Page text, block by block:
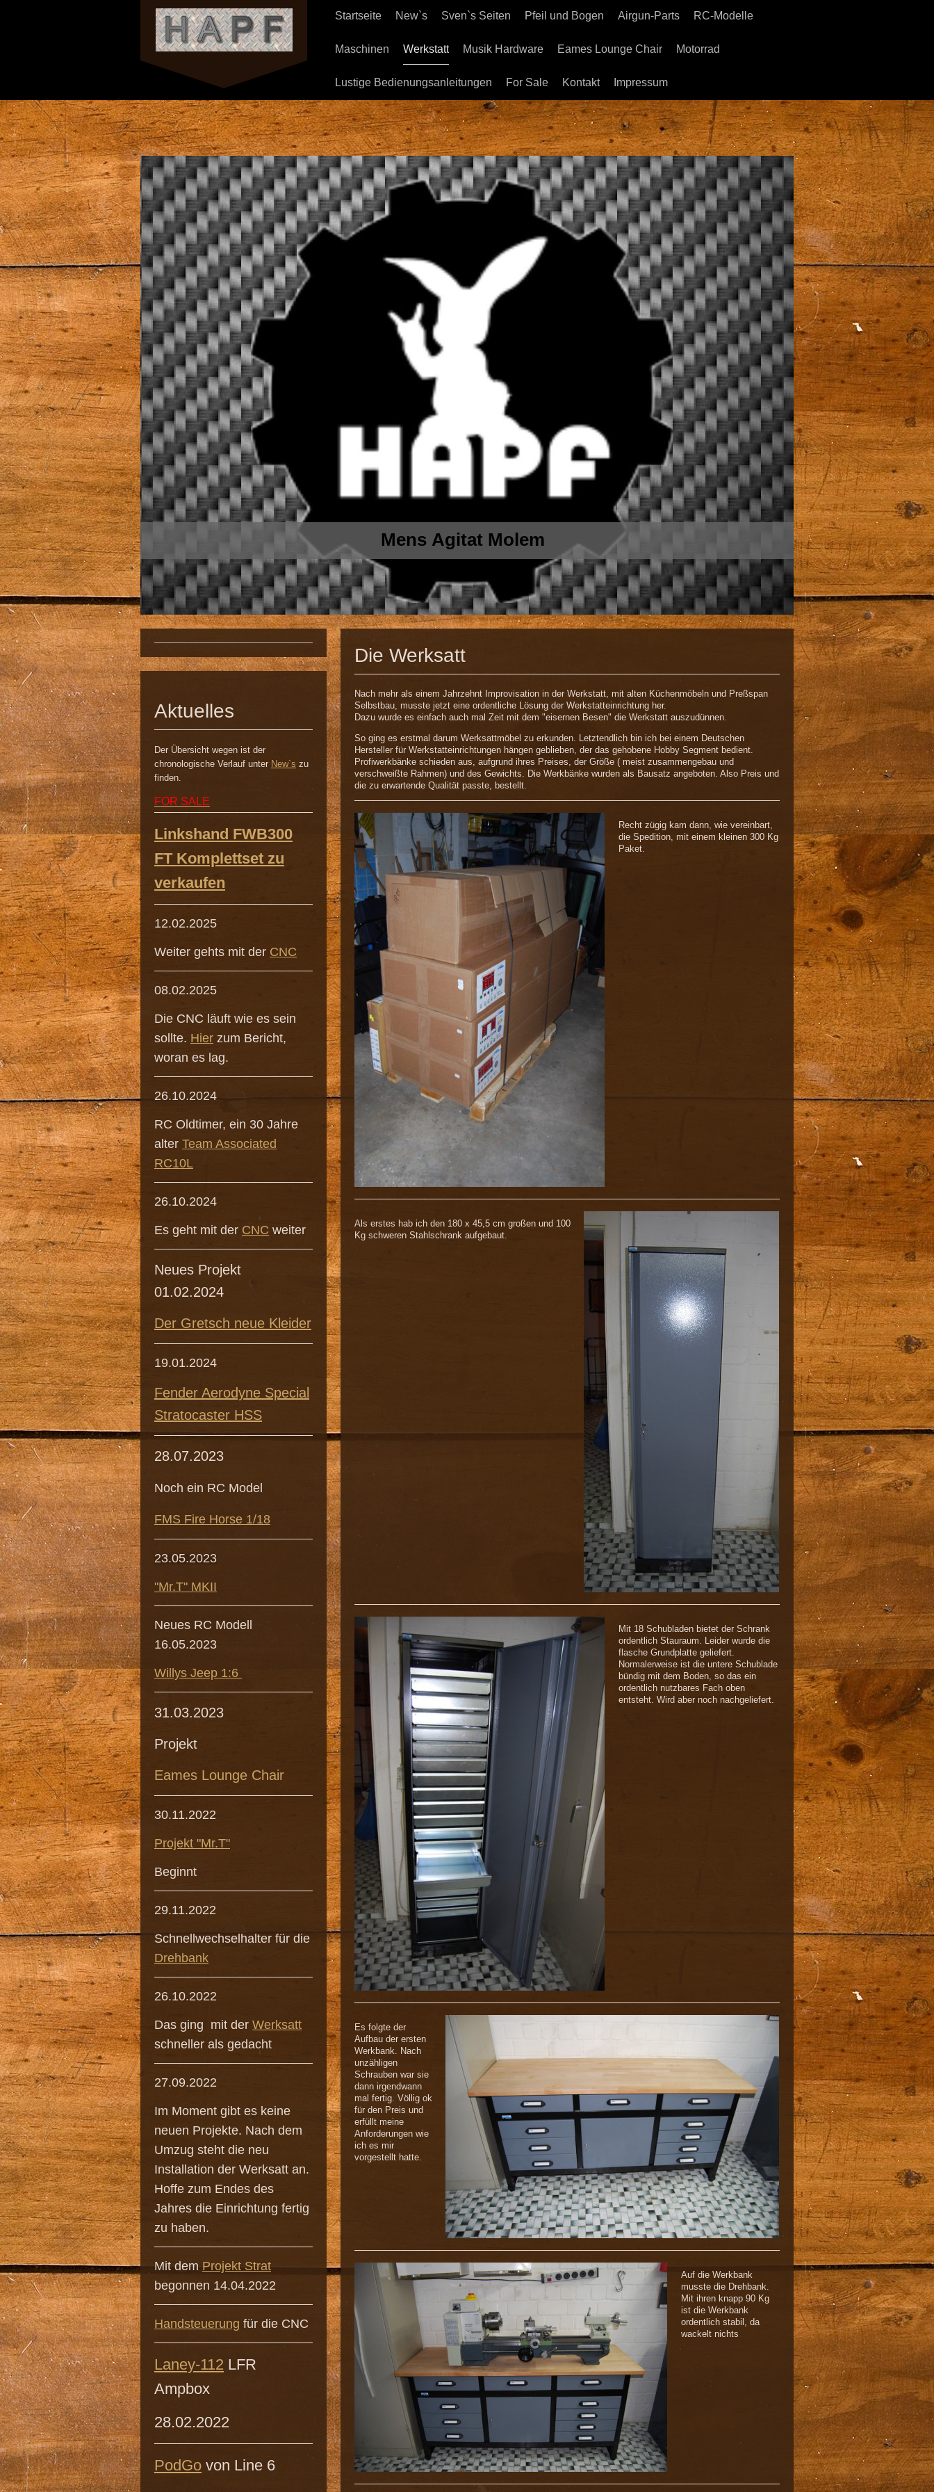
Startseite New`s Sven`s Seiten Pfeil und Bogen Airgun-Parts RC-Modelle
Maschinen Werkstatt Musik Hardware Eames Lounge Chair Motorrad
Lustige Bedienungsanleitungen For Sale Kontakt Impressum
Mens Agitat Molem
Die Werksatt
Nach mehr als einem Jahrzehnt Improvisation in der Werkstatt, mit alten Küchenmöbeln und Preßspan
Selbstbau, musste jetzt eine ordentliche Lösung der Werkstatteinrichtung her.
Dazu wurde es einfach auch mal Zeit mit dem "eisernen Besen" die Werkstatt auszudünnen.
So ging es erstmal darum Werksattmöbel zu erkunden. Letztendlich bin ich bei einem Deutschen
Hersteller für Werkstatteinrichtungen hängen geblieben, der das gehobene Hobby Segment bedient.
Profiwerkbänke schieden aus, aufgrund ihres Preises, der Größe ( meist zusammengebau und
verschweißte Rahmen) und des Gewichts. Die Werkbänke wurden als Bausatz angeboten. Also Preis und
die zu erwartende Qualität passte, bestellt.
Recht zügig kam dann, wie vereinbart,
die Spedition, mit einem kleinen 300 Kg
Paket.
Als erstes hab ich den 180 x 45,5 cm großen und 100
Kg schweren Stahlschrank aufgebaut.
Mit 18 Schubladen bietet der Schrank
ordentlich Stauraum. Leider wurde die
flasche Grundplatte geliefert.
Normalerweise ist die untere Schublade
bündig mit dem Boden, so das ein
ordentlich nutzbares Fach oben
entsteht. Wird aber noch nachgeliefert.
Es folgte der
Aufbau der ersten
Werkbank. Nach
unzähligen
Schrauben war sie
dann irgendwann
mal fertig. Völlig ok
für den Preis und
erfüllt meine
Anforderungen wie
ich es mir
vorgestellt hatte.
Auf die Werkbank
musste die Drehbank.
Mit ihren knapp 90 Kg
ist die Werkbank
ordentlich stabil, da
wackelt nichts
Aktuelles
Der Übersicht wegen ist der
chronologische Verlauf unter New`s zu
finden.
FOR SALE
Linkshand FWB300
FT Komplettset zu
verkaufen
12.02.2025
Weiter gehts mit der CNC
08.02.2025
Die CNC läuft wie es sein
sollte. Hier zum Bericht,
woran es lag.
26.10.2024
RC Oldtimer, ein 30 Jahre
alter Team Associated
RC10L
26.10.2024
Es geht mit der CNC weiter
Neues Projekt
01.02.2024
Der Gretsch neue Kleider
19.01.2024
Fender Aerodyne Special
Stratocaster HSS
28.07.2023
Noch ein RC Model
FMS Fire Horse 1/18
23.05.2023
"Mr.T" MKII
Neues RC Modell
16.05.2023
Willys Jeep 1:6
31.03.2023
Projekt
Eames Lounge Chair
30.11.2022
Projekt "Mr.T"
Beginnt
29.11.2022
Schnellwechselhalter für die
Drehbank
26.10.2022
Das ging mit der Werksatt
schneller als gedacht
27.09.2022
Im Moment gibt es keine
neuen Projekte. Nach dem
Umzug steht die neu
Installation der Werksatt an.
Hoffe zum Endes des
Jahres die Einrichtung fertig
zu haben.
Mit dem Projekt Strat
begonnen 14.04.2022
Handsteuerung für die CNC
Laney-112 LFR
Ampbox
28.02.2022
PodGo von Line 6